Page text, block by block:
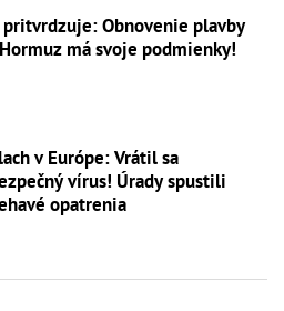
pritvrdzuje: Obnovenie plavby
má svoje podmienky!
v Európe: Vrátil sa
vírus! Úrady spustili
opatrenia